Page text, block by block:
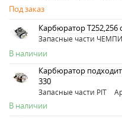
Под заказ
Карбюратор Т252,256
Запасные части
В наличии
Карбюратор
330
Запасные части PIT
В наличии